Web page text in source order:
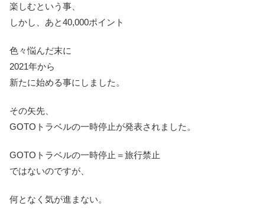
楽しむという事、
しかし、あと40,000ポイント
色々悩んだ末に
2021年から
新たに始める事にしました。
その矢先、
GOTOトラベルの一時停止が発表されました。
GOTOトラベルの一時停止＝旅行禁止
ではないのですが、
何となく気が進まない。